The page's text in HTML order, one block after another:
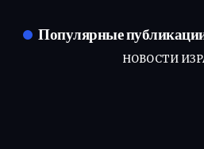
Популярные
НОВОСТИ